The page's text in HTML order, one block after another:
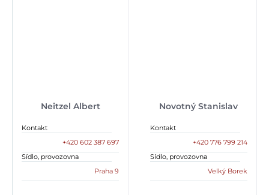
Neitzel Albert
Kontakt
+420 602 387 697
Sídlo, provozovna
Praha 9
Novotný Stanislav
Kontakt
+420 776 799 214
Sídlo, provozovna
Velký Borek